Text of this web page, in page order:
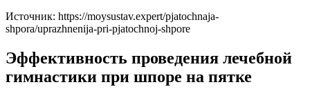
Источник: https://moysustav.expert/pjatochnaja-
shpora/uprazhnenija-pri-pjatochnoj-shpore
Эффективность проведения лечебной
гимнастики при шпоре на пятке